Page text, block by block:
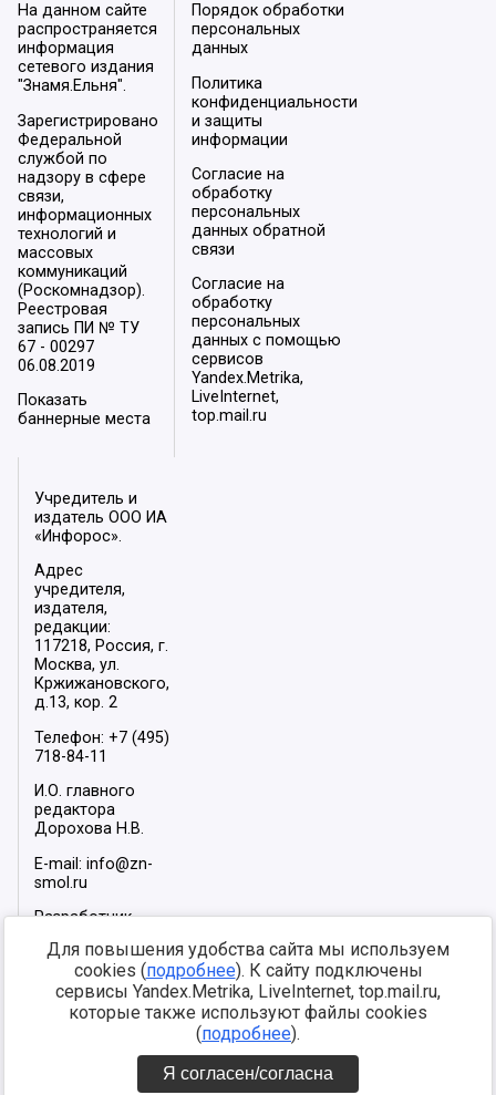
На данном сайте
распространяется
информация
сетевого издания
"Знамя.Ельня".
Зарегистрировано
Федеральной
службой по
надзору в сфере
связи,
информационных
технологий и
массовых
коммуникаций
(Роскомнадзор).
Реестровая
запись ПИ № ТУ
67 - 00297
06.08.2019
Показать
баннерные места
Порядок обработки
персональных
данных
Политика
конфиденциальности
и защиты
информации
Согласие на
обработку
персональных
данных обратной
связи
Согласие на
обработку
персональных
данных с помощью
сервисов
Yandex.Metrika,
LiveInternet,
top.mail.ru
Учредитель и
издатель ООО ИА
«Инфорос».
Адрес
учредителя,
издателя,
редакции:
117218, Россия, г.
Москва, ул.
Кржижановского,
д.13, кор. 2
Телефон: +7 (495)
718-84-11
И.О. главного
редактора
Дорохова Н.В.
E-mail: info@zn-
smol.ru
Разработчик
2026
Мы в социальных
сетях:
Для повышения удобства сайта мы используем
cookies (подробнее). К сайту подключены
сервисы Yandex.Metrika, LiveInternet, top.mail.ru,
которые также используют файлы cookies
(подробнее).
Я согласен/согласна